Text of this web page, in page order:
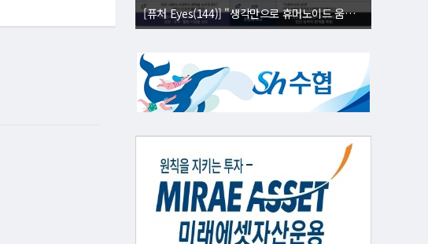
[퓨처 Eyes(144)] "생각만으로 휴머노이드 움직인다"⋯뇌 내적 설계도 복제